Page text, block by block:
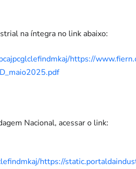
na íntegra no link abaixo:
https://
Nacional, acessar o link:
https://